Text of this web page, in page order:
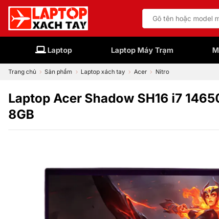
Bỏ
qua
nội
dung
Tìm
kiếm:
Laptop Laptop Máy Trạm
Trang chủ Sản phẩm Laptop xách tay Acer Nitro
Laptop Acer Shadow SH16 i7
8GB